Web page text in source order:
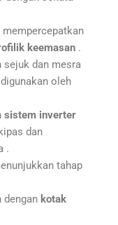
mempercepatkan
keemasan .
sejuk dan mesra
oleh
sistem inverter
dan
.
tahap
dengan kotak